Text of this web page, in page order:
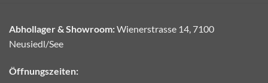
Abhollager & Showroom:Wienerstrasse 14, 7100
Neusiedl/See
Öffnungszeiten: